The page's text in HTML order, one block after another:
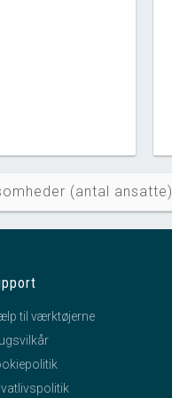
(antal ansatte)
til værktøjerne